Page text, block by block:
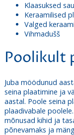
Klaasuksed
Keraamilised
Valged
Vihmadušš
Poolikult
Juba möödunud
seina plaatimine ja
aastal. Poole seina
plaadivabale
mõnusad kihid ja
põnevamaks ja